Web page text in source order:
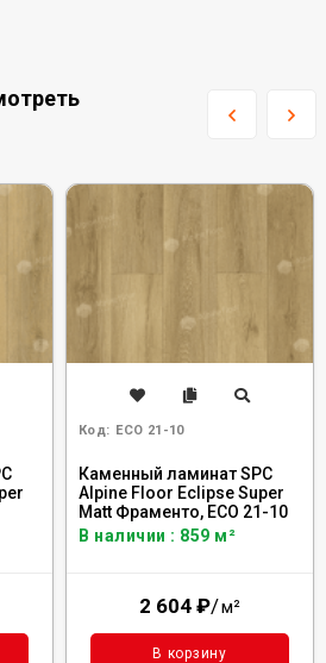
Код: ECO 21-10
Каменный ламинат SPC
Alpine Floor Eclipse Super
Matt Фраменто, ЕСО 21-10
В наличии : 859 м²
2 604 ₽/м²
В корзину